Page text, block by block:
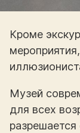
Кроме
Музей
для всех
разрешается